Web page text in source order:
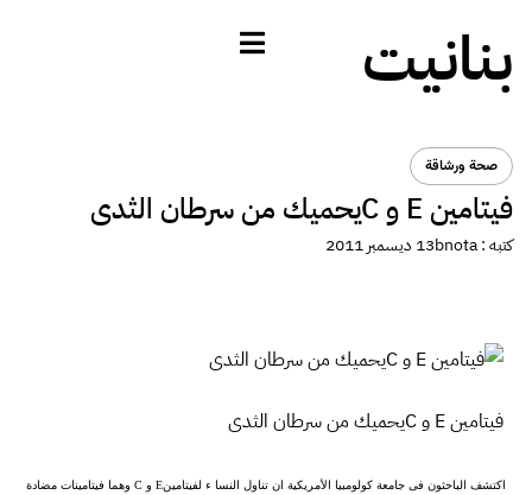
بنانيت
صحة ورشاقة
فيتامين E و Cيحميك من سرطان الثدى
كتبه :bnota13 ديسمبر 2011
فيتامين E و Cيحميك من سرطان الثدى
اكتشف الباحثون فى جامعة كولومبيا الأمريكية ان تناول النسا ء لفيتامينE و C وهما فيتامينات مضادة